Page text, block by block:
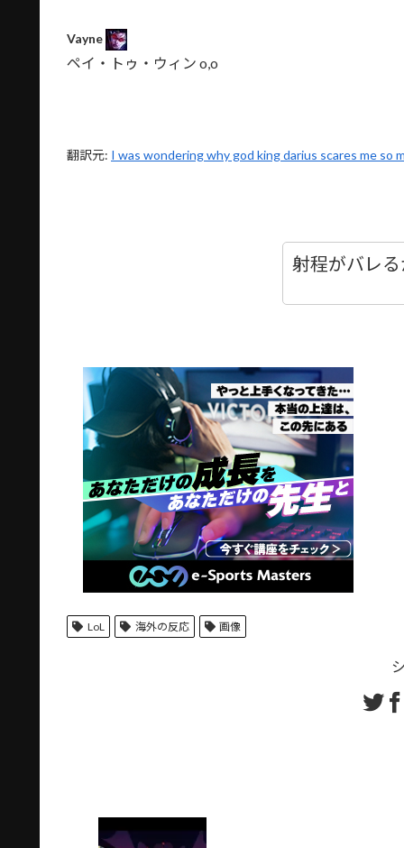
Vayne
ペイ・トゥ・ウィン o,o
翻訳元: I was wondering why god king darius scares me so
射程がバレ
LoL 海外の反応 画像